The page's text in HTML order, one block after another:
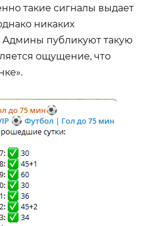
такие сигналы выдает
никаких
Админы публикуют такую
ощущение, что